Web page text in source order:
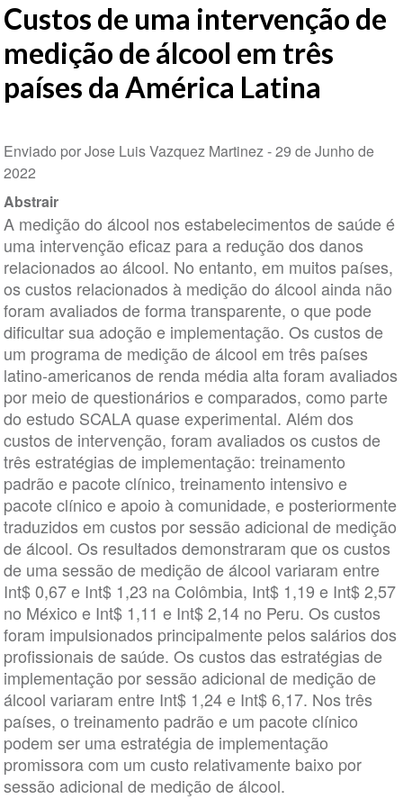
Custos de uma intervenção de
medição de álcool em três
países da América Latina
Enviado por Jose Luis Vazquez Martinez -29 de Junho de
2022
Abstrair
A medição do álcool nos estabelecimentos de saúde é
uma intervenção eficaz para a redução dos danos
relacionados ao álcool. No entanto, em muitos países,
os custos relacionados à medição do álcool ainda não
foram avaliados de forma transparente, o que pode
dificultar sua adoção e implementação. Os custos de
um programa de medição de álcool em três países
latino-americanos de renda média alta foram avaliados
por meio de questionários e comparados, como parte
do estudo SCALA quase experimental. Além dos
custos de intervenção, foram avaliados os custos de
três estratégias de implementação: treinamento
padrão e pacote clínico, treinamento intensivo e
pacote clínico e apoio à comunidade, e posteriormente
traduzidos em custos por sessão adicional de medição
de álcool. Os resultados demonstraram que os custos
de uma sessão de medição de álcool variaram entre
Int$ 0,67 e Int$ 1,23 na Colômbia, Int$ 1,19 e Int$ 2,57
no México e Int$ 1,11 e Int$ 2,14 no Peru. Os custos
foram impulsionados principalmente pelos salários dos
profissionais de saúde. Os custos das estratégias de
implementação por sessão adicional de medição de
álcool variaram entre Int$ 1,24 e Int$ 6,17. Nos três
países, o treinamento padrão e um pacote clínico
podem ser uma estratégia de implementação
promissora com um custo relativamente baixo por
sessão adicional de medição de álcool.